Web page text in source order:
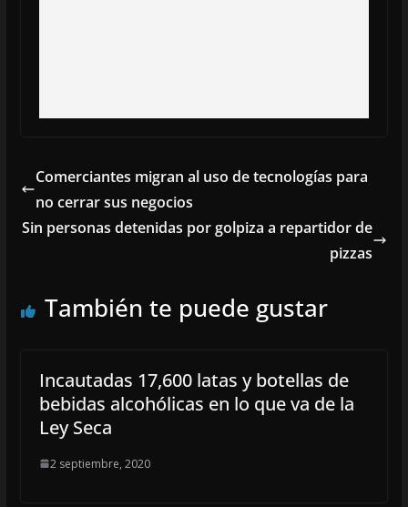
Comerciantes migran al uso de tecnologías para
no cerrar sus negocios
Sin personas detenidas por golpiza a repartidor de
pizzas
También te puede gustar
Incautadas 17,600 latas y botellas de
bebidas alcohólicas en lo que va de la
Ley Seca
2 septiembre, 2020